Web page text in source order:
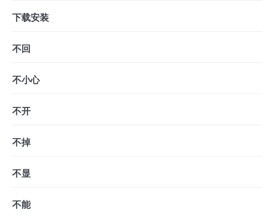
下载安装
不回
不小心
不开
不掉
不显
不能